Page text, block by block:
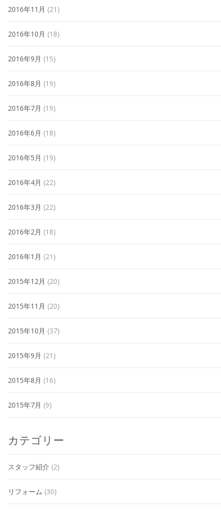
2016年11月 (21)
2016年10月 (18)
2016年9月 (15)
2016年8月 (19)
2016年7月 (19)
2016年6月 (18)
2016年5月 (19)
2016年4月 (22)
2016年3月 (22)
2016年2月 (18)
2016年1月 (21)
2015年12月 (20)
2015年11月 (20)
2015年10月 (37)
2015年9月 (21)
2015年8月 (16)
2015年7月 (9)
カテゴリー
スタッフ紹介 (2)
リフォーム (30)